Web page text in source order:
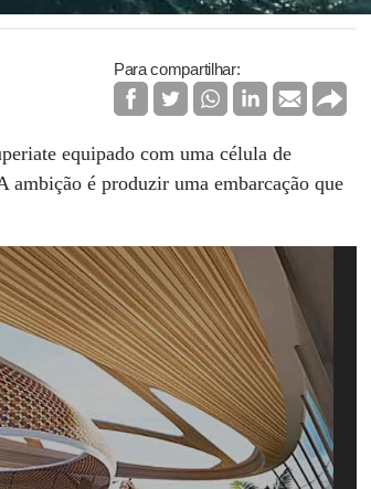
Para compartilhar:
equipado com uma célula de
é produzir uma embarcação que